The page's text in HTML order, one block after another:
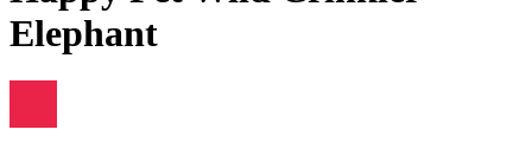
Elephant